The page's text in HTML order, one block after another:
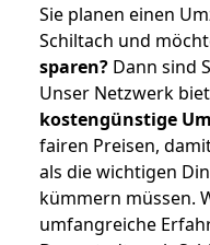
Sie planen einen
Schiltach und
sparen? Dann sind
Unser Netzwerk
kostengünstige
fairen Preisen,
als die wichtigen
kümmern müssen.
umfangreiche